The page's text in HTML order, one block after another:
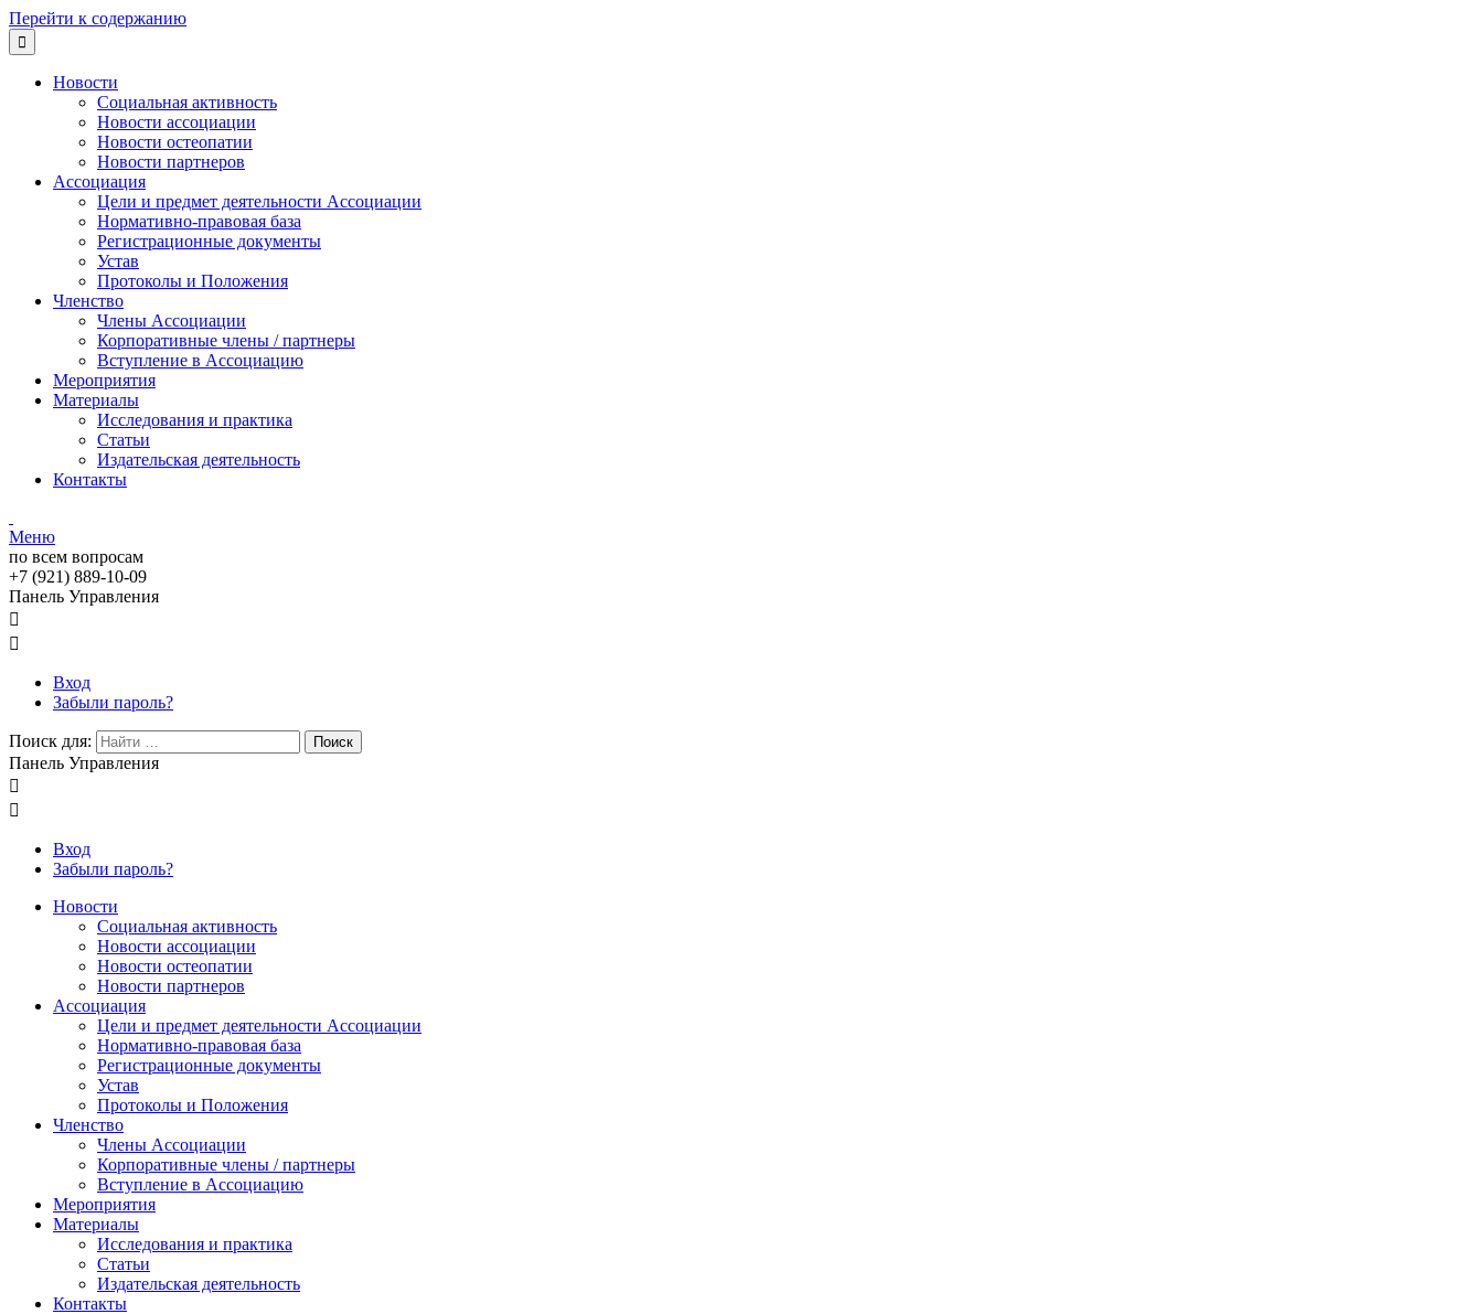
Перейти к содержанию

Новости
Социальная активность
Новости ассоциации
Новости остеопатии
Новости партнеров
Ассоциация
Цели и предмет деятельности Ассоциации
Нормативно-правовая база
Регистрационные документы
Устав
Протоколы и Положения
Членство
Члены Ассоциации
Корпоративные члены / партнеры
Вступление в Ассоциацию
Мероприятия
Материалы
Исследования и практика
Статьи
Издательская деятельность
Контакты
Меню
по всем вопросам
+7 (921) 889-10-09
Панель Управления


Вход
Забыли пароль?
Поиск для: Поиск
Панель Управления


Вход
Забыли пароль?
Новости
Социальная активность
Новости ассоциации
Новости остеопатии
Новости партнеров
Ассоциация
Цели и предмет деятельности Ассоциации
Нормативно-правовая база
Регистрационные документы
Устав
Протоколы и Положения
Членство
Члены Ассоциации
Корпоративные члены / партнеры
Вступление в Ассоциацию
Мероприятия
Материалы
Исследования и практика
Статьи
Издательская деятельность
Контакты